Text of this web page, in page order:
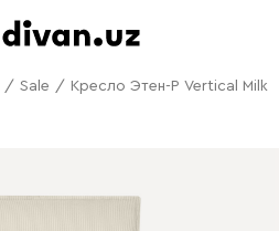
/ Sale / Кресло Этен-Р Vertical Milk